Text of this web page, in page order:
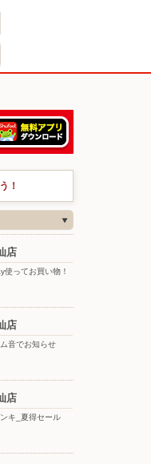
！
店
ってお買い物！
店
音でお知らせ
店
キ_夏得セール